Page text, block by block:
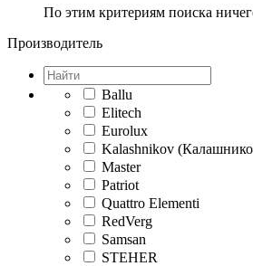
По этим критериям поиска
Производитель
Ballu
Elitech
Eurolux
Kalashnikov
Master
Patriot
Quattro Elementi
RedVerg
Samsan
STEHER